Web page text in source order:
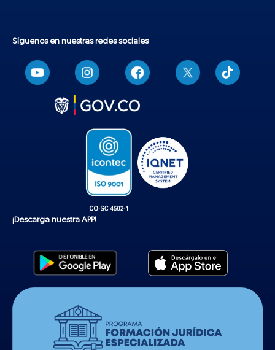
Síguenos en nuestras redes sociales
T
i
k
¡Descarga nuestra APP!